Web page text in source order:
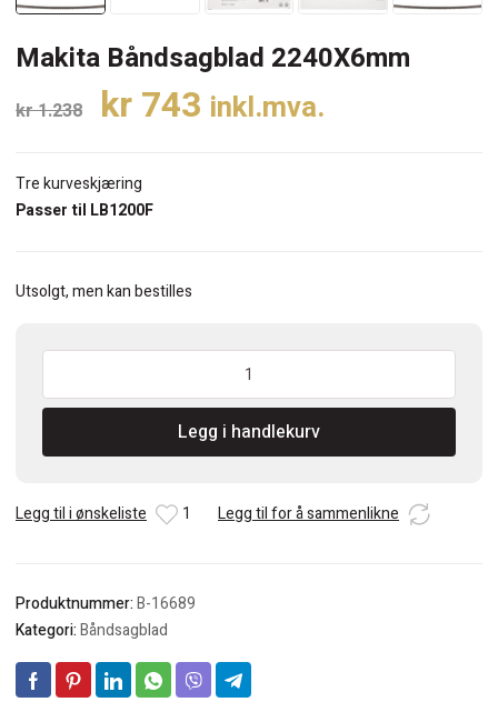
Makita Båndsagblad 2240X6mm
kr1.238 Opprinnelig
var:
kr 1.238.
kr743 Nåværende
inkl.mva.
Tre kurveskjæring
Passer til LB1200F
Utsolgt, men kan bestilles
2240X6mm
Legg i handlekurv
Legg til i ønskeliste 1 Legg til for å sammenlikne
Produktnummer:B-16689
Kategori:Båndsagblad